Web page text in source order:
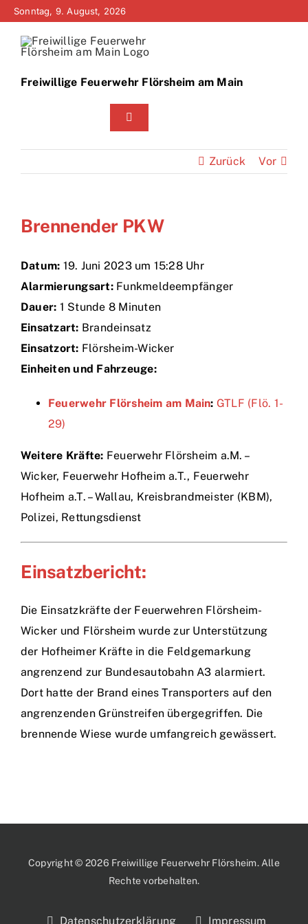
Zum
springen
Sonntag, 9. August, 2026
Freiwillige Feuerwehr Flörsheim am Main
Toggle
Home
Bürgerinfo
Über uns
Technik
Zurück Vor
Brennender PKW
Datum: 19. Juni 2023 um 15:28 Uhr
Alarmierungsart:Funkmeldeempfänger
Dauer: 1 Stunde 8 Minuten
Einsatzart: Brandeinsatz
Einsatzort: Flörsheim-Wicker
Einheiten und Fahrzeuge:
Feuerwehr Flörsheim am Main: GTLF (Flö. 1-
29)
Weitere Kräfte: Feuerwehr Flörsheim a.M. –
Wicker, Feuerwehr Hofheim a.T., Feuerwehr
Hofheim a.T. – Wallau, Kreisbrandmeister (KBM),
Polizei, Rettungsdienst
Einsatzbericht:
Die Einsatzkräfte der Feuerwehren Flörsheim-
Wicker und Flörsheim wurde zur Unterstützung
der Hofheimer Kräfte in die Feldgemarkung
angrenzend zur Bundesautobahn A3 alarmiert.
Dort hatte der Brand eines Transporters auf den
angrenzenden Grünstreifen übergegriffen. Die
brennende Wiese wurde umfangreich gewässert.
Copyright © 2026 Freiwillige Feuerwehr Flörsheim. Alle
Rechte vorbehalten.
Datenschutzerklärung Impressum